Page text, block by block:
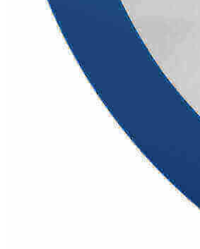
Account Executive
Laras - Head Office